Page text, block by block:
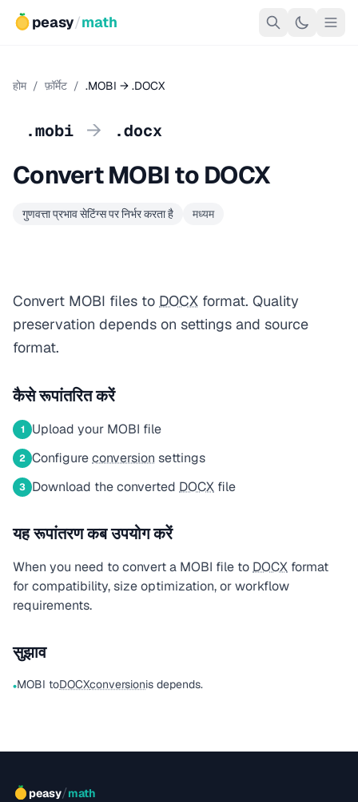
peasy/math
होम / फ़ॉर्मेट / .MOBI → .DOCX
.mobi → .docx
Convert MOBI to DOCX
गुणवत्ता प्रभाव सेटिंग्स पर निर्भर करता है मध्यम
Convert MOBI files to DOCX format. Quality
preservation depends on settings and source
format.
कैसे रूपांतरित करें
1 Upload your MOBI file
2 Configureconversion settings
3 Download the converted DOCX file
यह रूपांतरण कब उपयोग करें
When you need to convert a MOBI file to DOCX format
for compatibility, size optimization, or workflow
requirements.
सुझाव
•MOBI toDOCXconversionis depends.
peasy/math